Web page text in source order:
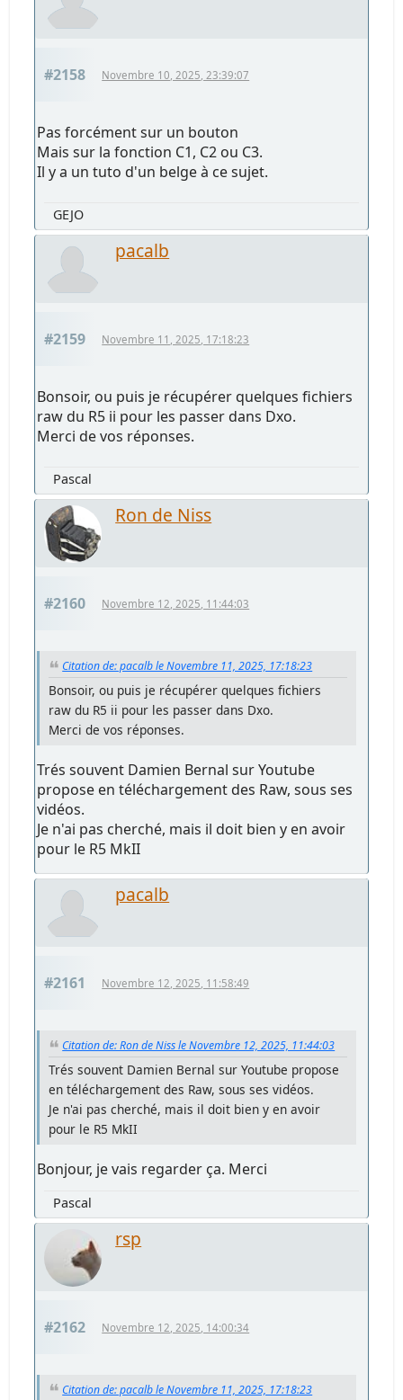
#2158 Novembre 10, 2025, 23:39:07
Pas forcément sur un bouton
Mais sur la fonction C1, C2 ou C3.
Il y a un tuto d'un belge à ce sujet.
GEJO
pacalb
#2159 Novembre 11, 2025, 17:18:23
Bonsoir, ou puis je récupérer quelques fichiers
raw du R5 ii pour les passer dans Dxo.
Merci de vos réponses.
Pascal
Ron de Niss
#2160 Novembre 12, 2025, 11:44:03
Citation de: pacalb le Novembre 11, 2025, 17:18:23
Bonsoir, ou puis je récupérer quelques fichiers
raw du R5 ii pour les passer dans Dxo.
Merci de vos réponses.
Trés souvent Damien Bernal sur Youtube
propose en téléchargement des Raw, sous ses
vidéos.
Je n'ai pas cherché, mais il doit bien y en avoir
pour le R5 MkII
pacalb
#2161 Novembre 12, 2025, 11:58:49
Citation de: Ron de Niss le Novembre 12, 2025, 11:44:03
Trés souvent Damien Bernal sur Youtube propose
en téléchargement des Raw, sous ses vidéos.
Je n'ai pas cherché, mais il doit bien y en avoir
pour le R5 MkII
Bonjour, je vais regarder ça. Merci
Pascal
rsp
#2162 Novembre 12, 2025, 14:00:34
Citation de: pacalb le Novembre 11, 2025, 17:18:23